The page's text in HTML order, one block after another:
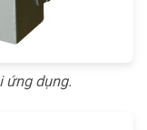
ứng dụng.